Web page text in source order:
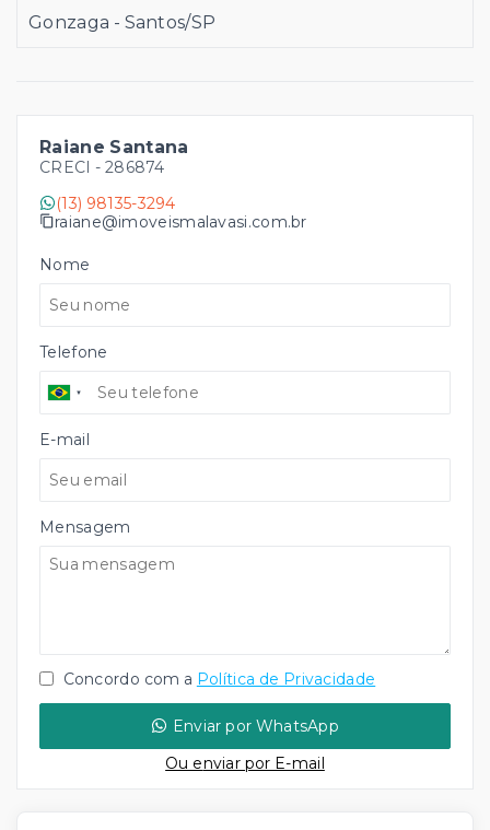
Raiane Santana
CRECI - 286874
(13) 98135-3294
raiane@imoveismalavasi.com.br
Nome
Telefone
E-mail
Mensagem
Concordo com a Política de Privacidade
Enviar por WhatsApp
Ou enviar por E-mail
Gonzaga - Santos/SP